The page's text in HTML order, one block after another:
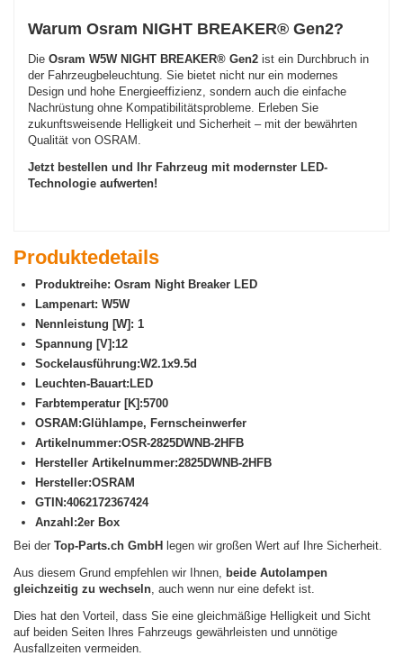
Warum Osram NIGHT BREAKER® Gen2?
DieOsram W5W NIGHT BREAKER® Gen2 ist ein Durchbruch in
der Fahrzeugbeleuchtung. Sie bietet nicht nur ein modernes
Design und hohe Energieeffizienz, sondern auch die einfache
Nachrüstung ohne Kompatibilitätsprobleme. Erleben Sie
zukunftsweisende Helligkeit und Sicherheit – mit der bewährten
Qualität von OSRAM.
Jetzt bestellen und Ihr Fahrzeug mit modernster LED-
Technologie aufwerten!
Produktedetails
Produktreihe: Osram Night Breaker LED
Lampenart: W5W
Nennleistung [W]: 1
Spannung [V]:12
Sockelausführung:W2.1x9.5d
Leuchten-Bauart:LED
Farbtemperatur [K]:5700
OSRAM:Glühlampe, Fernscheinwerfer
Artikelnummer:OSR-2825DWNB-2HFB
Hersteller Artikelnummer:2825DWNB-2HFB
Hersteller:OSRAM
GTIN:4062172367424
Anzahl:2er Box
Bei derTop-Parts.ch GmbH legen wir großen Wert auf Ihre Sicherheit.
Aus diesem Grund empfehlen wir Ihnen, beide Autolampen
gleichzeitig zu wechseln, auch wenn nur eine defekt ist.
Dies hat den Vorteil, dass Sie eine gleichmäßige Helligkeit und Sicht
auf beiden Seiten Ihres Fahrzeugs gewährleisten und unnötige
Ausfallzeiten vermeiden.